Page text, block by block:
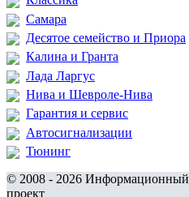
Самара
Десятое семейство и Приора
Калина и Гранта
Лада Ларгус
Нива и Шевроле-Нива
Гарантия и сервис
Автосигнализации
Тюнинг
© 2008 - 2026 Информационный
проект